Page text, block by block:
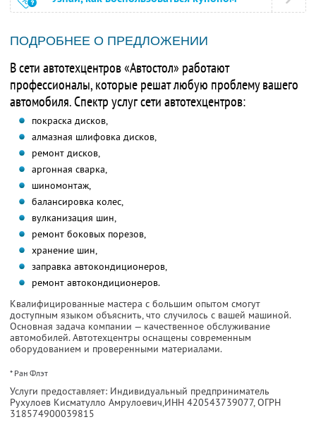
ПОДРОБНЕЕ О ПРЕДЛОЖЕНИИ
В сети автотехцентров «Автостол» работают
профессионалы, которые решат любую проблему вашего
автомобиля. Спектр услуг сети автотехцентров:
покраска дисков,
алмазная шлифовка дисков,
ремонт дисков,
аргонная сварка,
шиномонтаж,
балансировка колес,
вулканизация шин,
ремонт боковых порезов,
хранение шин,
заправка автокондиционеров,
ремонт автокондиционеров.
Квалифицированные мастера с большим опытом смогут
доступным языком объяснить, что случилось с вашей машиной.
Основная задача компании — качественное обслуживание
автомобилей. Автотехцентры оснащены современным
оборудованием и проверенными материалами.
* Ран Флэт
Услуги предоставляет: Индивидуальный предприниматель
Рухулоев Кисматулло Амрулоевич,ИНН 420543739077, ОГРН
318574900039815